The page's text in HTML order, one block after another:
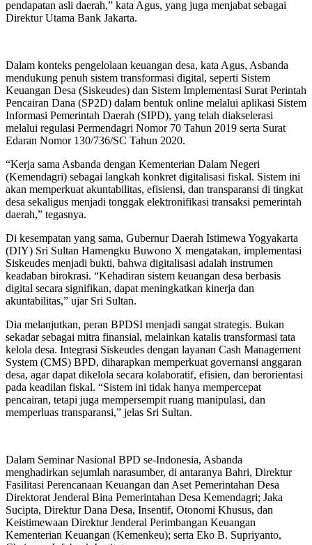
pendapatan asli daerah,” kata Agus, yang juga menjabat sebagai
Direktur Utama Bank Jakarta.
Dalam konteks pengelolaan keuangan desa, kata Agus, Asbanda
mendukung penuh sistem transformasi digital, seperti Sistem
Keuangan Desa (Siskeudes) dan Sistem Implementasi Surat Perintah
Pencairan Dana (SP2D) dalam bentuk online melalui aplikasi Sistem
Informasi Pemerintah Daerah (SIPD), yang telah diakselerasi
melalui regulasi Permendagri Nomor 70 Tahun 2019 serta Surat
Edaran Nomor 130/736/SC Tahun 2020.
“Kerja sama Asbanda dengan Kementerian Dalam Negeri
(Kemendagri) sebagai langkah konkret digitalisasi fiskal. Sistem ini
akan memperkuat akuntabilitas, efisiensi, dan transparansi di tingkat
desa sekaligus menjadi tonggak elektronifikasi transaksi pemerintah
daerah,” tegasnya.
Di kesempatan yang sama, Gubernur Daerah Istimewa Yogyakarta
(DIY) Sri Sultan Hamengku Buwono X mengatakan, implementasi
Siskeudes menjadi bukti, bahwa digitalisasi adalah instrumen
keadaban birokrasi. “Kehadiran sistem keuangan desa berbasis
digital secara signifikan, dapat meningkatkan kinerja dan
akuntabilitas,” ujar Sri Sultan.
Dia melanjutkan, peran BPDSI menjadi sangat strategis. Bukan
sekadar sebagai mitra finansial, melainkan katalis transformasi tata
kelola desa. Integrasi Siskeudes dengan layanan Cash Management
System (CMS) BPD, diharapkan memperkuat governansi anggaran
desa, agar dapat dikelola secara kolaboratif, efisien, dan berorientasi
pada keadilan fiskal. “Sistem ini tidak hanya mempercepat
pencairan, tetapi juga mempersempit ruang manipulasi, dan
memperluas transparansi,” jelas Sri Sultan.
Dalam Seminar Nasional BPD se-Indonesia, Asbanda
menghadirkan sejumlah narasumber, di antaranya Bahri, Direktur
Fasilitasi Perencanaan Keuangan dan Aset Pemerintahan Desa
Direktorat Jenderal Bina Pemerintahan Desa Kemendagri; Jaka
Sucipta, Direktur Dana Desa, Insentif, Otonomi Khusus, dan
Keistimewaan Direktur Jenderal Perimbangan Keuangan
Kementerian Keuangan (Kemenkeu); serta Eko B. Supriyanto,